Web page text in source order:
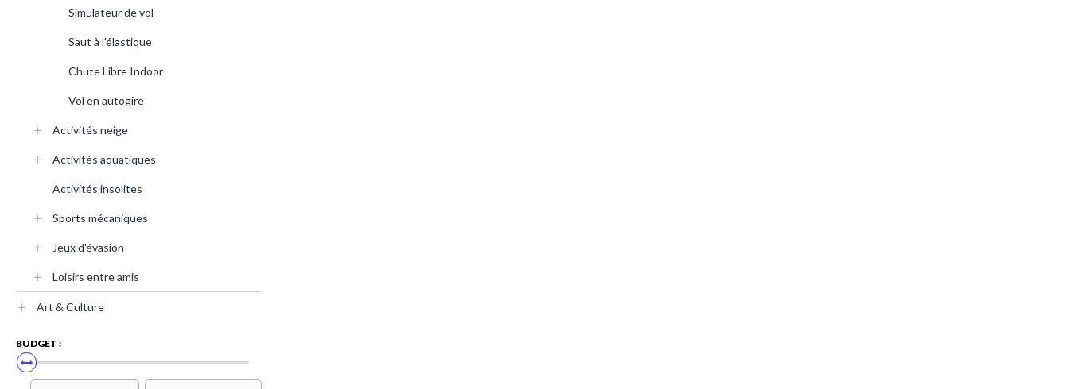
Simulateur de vol
Saut à l'élastique
Chute Libre Indoor
Vol en autogire
Activités neige
Activités aquatiques
Activités insolites
Sports mécaniques
Jeux d'évasion
Loisirs entre amis
Art & Culture
BUDGET :